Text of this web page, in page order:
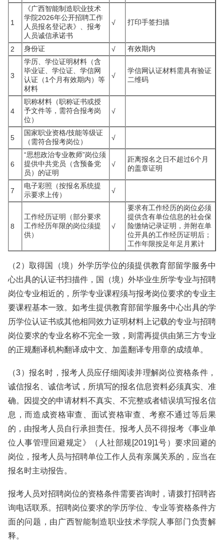
1
《广西智能制造职业技术
学院2026年公开招聘工作
人员报名登记表》、报考
人员诚信承诺书
√ 打印手签扫描
2 身份证 √ 有效期内
3
学历、学位证明材料（含
毕业证、学位证、学信网
认证（1个月有效期内）等
材料
√
学信网认证材料需具有验证
二维码
4
职称材料（职称证书或授
予文件等，需符合报考岗
位）
√
5
国家职业资格/技能等级证
（需符合报考岗位）
√
6
“思想政治专业教师”岗位须
提供中共党员（含预备党
员）的证明
√
距离报名之日不超过6个月
的盖章证明
7
电子彩照（按报名系统提
示要求上传）
√
8
工作经历证明（部分要求
工作经历年限的岗位须提
供）
√
要求有工作经历的岗位必须
提供含有单位信息的社会保
险缴纳记录证明，并附在单
位开具的工作经历证明后；
工作年限按足年足月累计
（2）取得国（境）外学历学位的须提供教育部留学服务中
心出具的认证书扫描件，国（境）外毕业生所学专业与招聘
岗位专业相近的，所学专业课程须与报考岗位要求的专业主
要课程基本一致。如考生提供教育部留学服务中心出具的学
历学位认证书或其他相同效力证明材料上记载的专业与招聘
岗位要求的专业名称不完全一致，则需再提供由第三方专业
的正规翻译机构翻译成中文、加盖翻译专用章的成绩单。
（3）报名时，报考人员应仔细阅读并理解岗位资格条件，
诚信报名、诚信考试，所填写的报名信息资料必须真实、准
确。因提交的申请材料不真实、不完整或者错误填写报名信
息，而造成资格审查、面试资格审查、考察不通过等后果
的，由报考人员自行承担责任。报考人员不得报考《事业单
位人事管理回避规定》（人社部规[2019]1号）要求回避的
岗位，报考人员与招聘单位工作人员有亲属关系的，应当在
报名时主动报告。
报考人员对招聘岗位的资格条件需要咨询时，请拨打招聘咨
询电话联系。招聘岗位要求的学历学位、专业等资格条件方
面的问题，由广西智能制造职业技术学院人事部门负责解
释。